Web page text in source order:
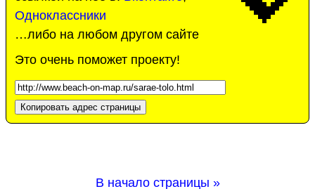
Одноклассники
…либо на любом другом сайте
Это очень поможет проекту!
Копировать адрес страницы
В начало страницы »